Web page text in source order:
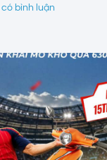
bình luận